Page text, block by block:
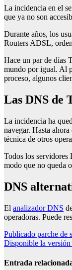
La incidencia en el
que ya no son
Durante años, los
Routers ADSL,
Hace un par de días
mundo por igual. Al
proceso, algunos
Las DNS de
La incidencia ha
navegar. Hasta
técnica de otros
Todos los servidores
modo que no queda
DNS
El analizador DNS
operadoras. Puede
Navegación
de
entradas
Publicado parche de
Disponible la
Entrada